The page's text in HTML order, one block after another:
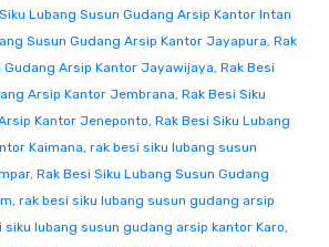
Lubang Susun Gudang Arsip Kantor Intan
Susun Gudang Arsip Kantor Jayapura, Rak
Gudang Arsip Kantor Jayawijaya, Rak Besi
Arsip Kantor Jembrana, Rak Besi Siku
Kantor Jeneponto, Rak Besi Siku Lubang
Kaimana, rak besi siku lubang susun
, Rak Besi Siku Lubang Susun Gudang
, rak besi siku lubang susun gudang arsip
siku lubang susun gudang arsip kantor Karo,